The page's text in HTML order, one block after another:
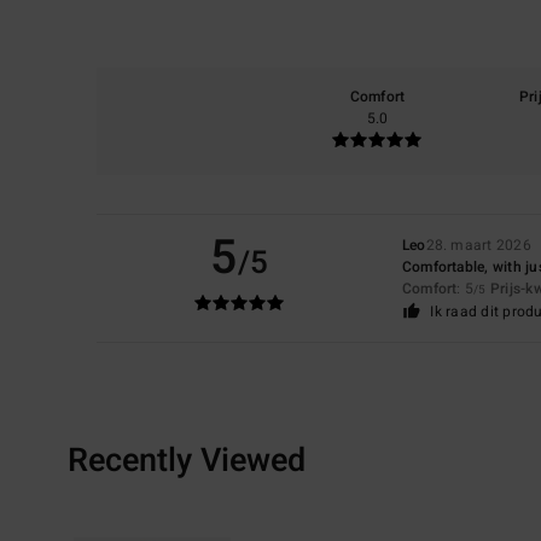
Comfort
5.0
5/5 Leo28. maart 2026
Comfortable, with
Comfort: 5/5 Prijs-
Ik raad dit
Recently Viewed